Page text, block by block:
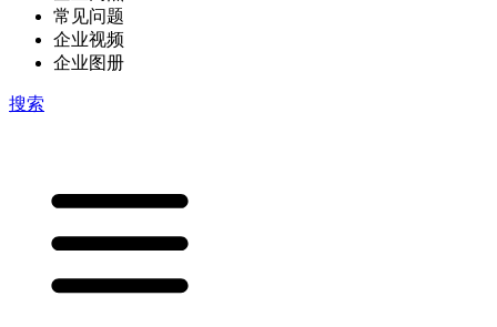
常见问题
企业视频
企业图册
搜索